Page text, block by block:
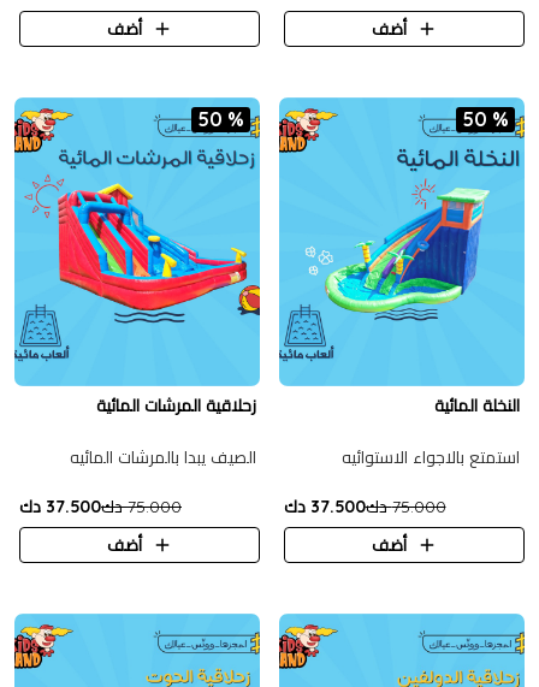
أضف
أضف
50 %
النخلة المائية
استمتع بالاجواء الاستوائيه
75.000 دك
37.500 دك
أضف
50 %
زحلاقية المرشات المائية
الصيف يبدا بالمرشات المائيه
75.000 دك
37.500 دك
أضف